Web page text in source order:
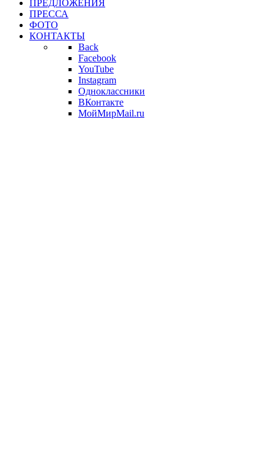
ПРЕДЛОЖЕНИЯ
ПРЕССА
ФОТО
КОНТАКТЫ
Back
Facebook
YouTube
Instagram
Одноклассники
ВКонтакте
МойМирMail.ru